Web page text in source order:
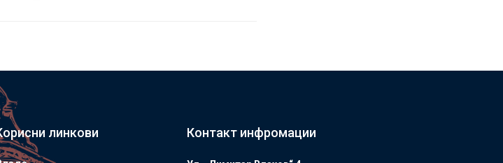
линкови Контакт инфромации